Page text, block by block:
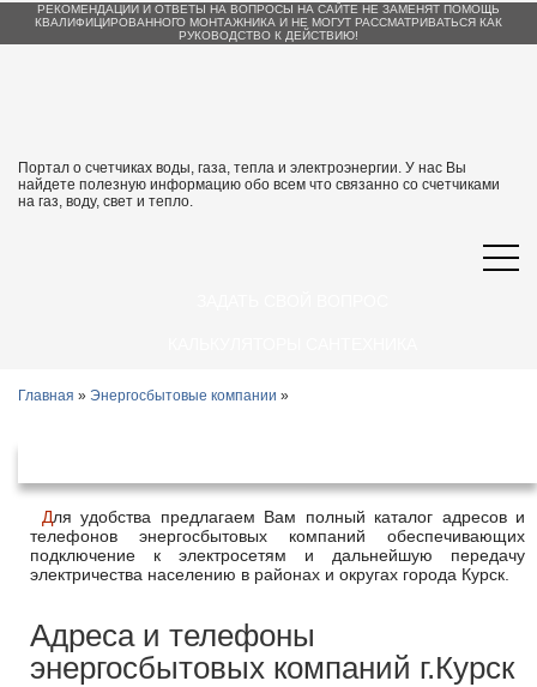
РЕКОМЕНДАЦИИ И ОТВЕТЫ НА ВОПРОСЫ НА САЙТЕ НЕ ЗАМЕНЯТ ПОМОЩЬ
КВАЛИФИЦИРОВАННОГО МОНТАЖНИКА И НЕ МОГУТ РАССМАТРИВАТЬСЯ КАК
РУКОВОДСТВО К ДЕЙСТВИЮ!
Портал о счетчиках воды, газа, тепла и электроэнергии. У нас Вы
найдете полезную информацию обо всем что связанно со счетчиками
на газ, воду, свет и тепло.
Главная » Энергосбытовые компании »
Для удобства предлагаем Вам полный каталог адресов и
телефонов энергосбытовых компаний обеспечивающих
подключение к электросетям и дальнейшую передачу
электричества населению в районах и округах города Курск.
Адреса и телефоны
энергосбытовых компаний г.Курск